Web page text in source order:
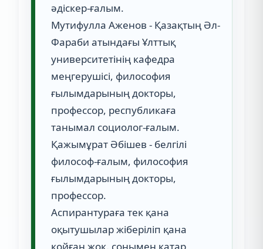
әдіскер-ғалым.
Мутифулла Аженов - Қазақтың Әл-
Фараби атындағы Ұлттық
университетінің кафедра
меңгерушісі, философия
ғылымдарының докторы,
профессор, республикаға
танымал социолог-ғалым.
Қажымұрат Әбішев - белгілі
философ-ғалым, философия
ғылымдарының докторы,
профессор.
Аспирантураға тек қана
оқытушылар жіберіліп қана